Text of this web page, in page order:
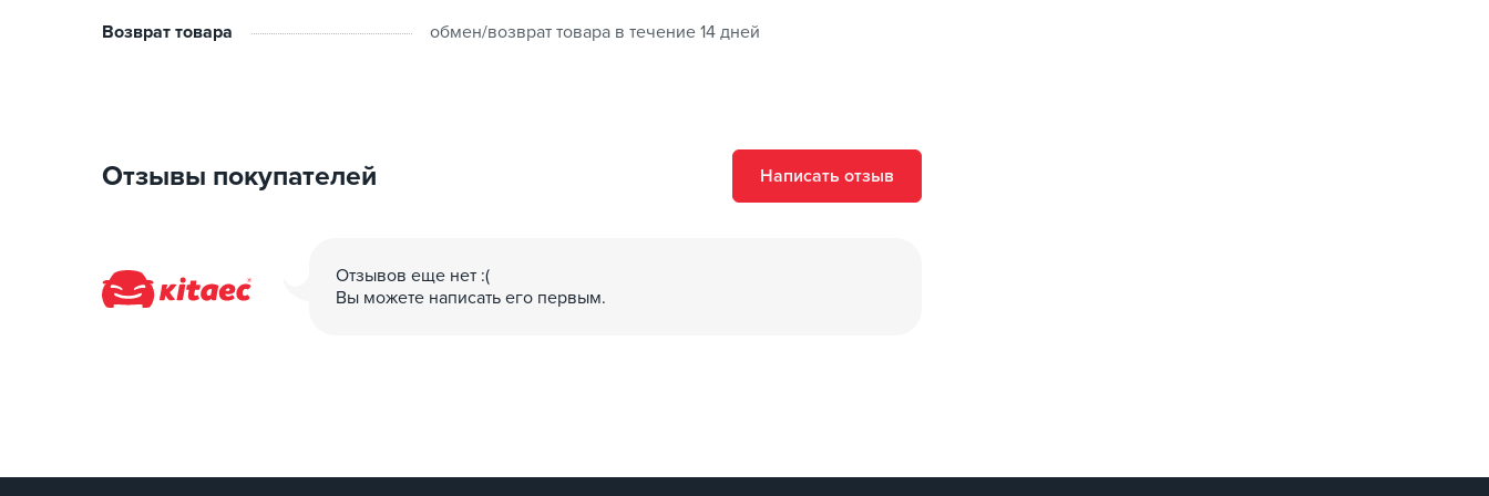
Возврат товара обмен/возврат товара в течение 14 дней
Отзывы покупателей Написать отзыв
Отзывов еще нет :(
Вы можете написать его первым.